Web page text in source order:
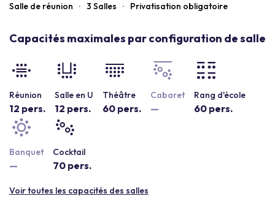
Salle de réunion · 3 Salles · Privatisation obligatoire
Capacités maximales par configuration de salle
Réunion
12 pers.
Salle en U
12 pers.
Théâtre
60 pers.
Cabaret
—
Rang d'école
60 pers.
Banquet
—
Cocktail
70 pers.
Voir toutes les capacités des salles